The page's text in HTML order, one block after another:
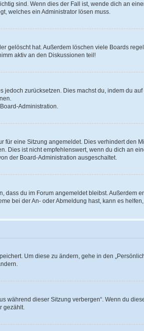
sind. Wenn dies der Fall ist, wende dich an
welches ein Administrator lösen muss.
gelöscht hat. Außerdem löschen viele Boards
aktiv an den Diskussionen teil!
zurücksetzen. Dies machst du, indem du
Administration.
eine Sitzung angemeldet. Dies verhindert den
Dies ist nicht empfehlenswert, wenn du dich an
der Board-Administration ausgeschaltet.
dass du im Forum angemeldet bleibst. Außerdem
bei der An- oder Abmeldung hast, kann es
Um diese zu ändern, gehe in den
dieser Sitzung verbergen“. Wenn du
gezählt.